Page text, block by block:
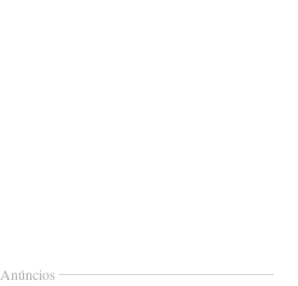
Anúncios